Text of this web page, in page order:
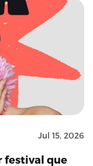
Jul 15, 2026
festival que